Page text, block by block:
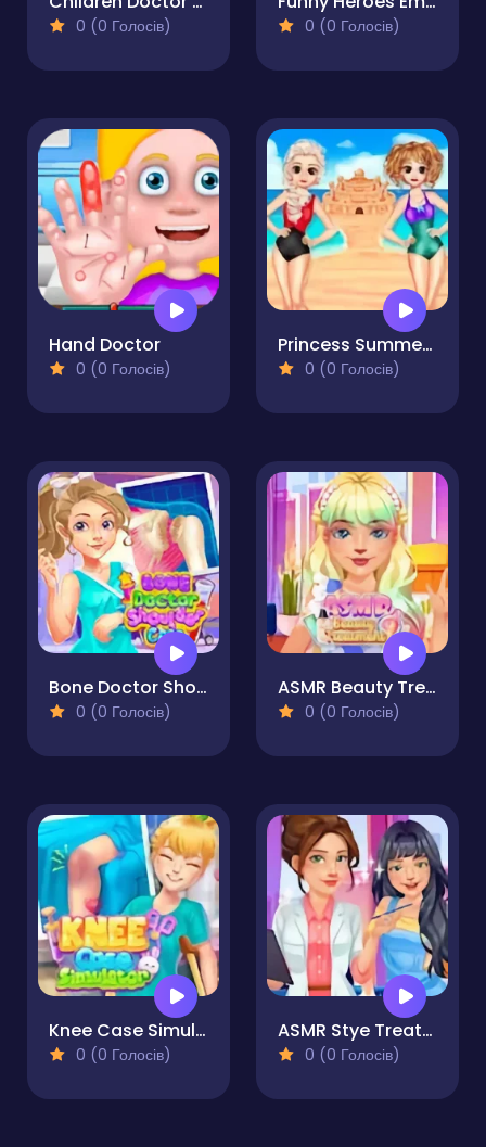
0 (0 Голосів) 0 (0 Голосів)
Hand Doctor
0 (0 Голосів)
Princess Summer Sand Castle
0 (0 Голосів)
Bone Doctor Shoulder Case
0 (0 Голосів)
ASMR Beauty Treatment
0 (0 Голосів)
Knee Case Simulator
0 (0 Голосів)
ASMR Stye Treatment
0 (0 Голосів)